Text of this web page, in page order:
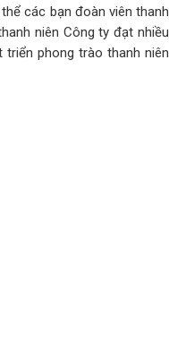
các bạn đoàn viên thanh
niên Công ty đạt nhiều
phong trào thanh niên